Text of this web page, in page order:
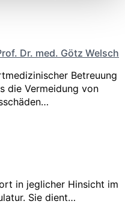
Dr. med. Götz Welsch
Betreuung
die Vermeidung von
in­ ­jeglicher Hinsicht im
Sie dient…